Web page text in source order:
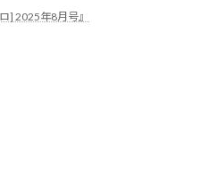
2025年8月号』